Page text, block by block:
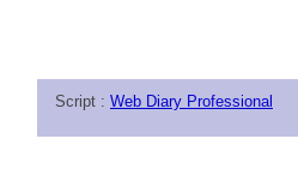
Script : Web Diary Professional